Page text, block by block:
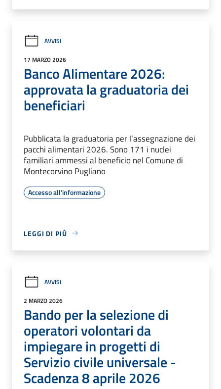
AVVISI
17 MARZO 2026
Banco Alimentare 2026:
approvata la graduatoria dei
beneficiari
Pubblicata la graduatoria per l’assegnazione dei
pacchi alimentari 2026. Sono 171 i nuclei
familiari ammessi al beneficio nel Comune di
Montecorvino Pugliano
Accesso all'informazione
LEGGI DI PIÙ
AVVISI
2 MARZO 2026
Bando per la selezione di
operatori volontari da
impiegare in progetti di
Servizio civile universale -
Scadenza 8 aprile 2026